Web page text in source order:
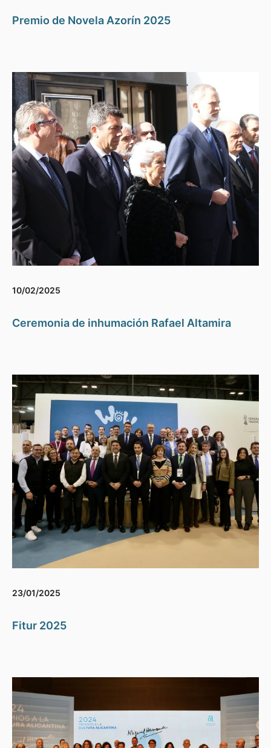
Premio de Novela Azorín 2025
10/02/2025
Ceremonia de inhumación Rafael Altamira
23/01/2025
Fitur 2025